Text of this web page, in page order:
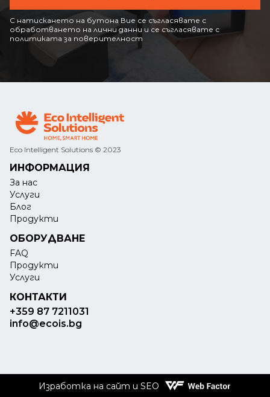
С натискането на бутона Вие се съгласявате с
обработването на лични данни и се съгласявате с
политиката за поверителност
Eco Intelligent Solutions © 2023
ИНФОРМАЦИЯ
За нас
Услуги
Блог
Продукти
ОБОРУДВАНЕ
FAQ
Продукти
Услуги
КОНТАКТИ
+359 87 7211031
info@ecois.bg
Изработка на сайт и SEO